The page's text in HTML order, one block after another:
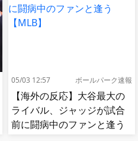
05/03 12:57 ボールパーク速報
【海外の反応】大谷最大の
ライバル、ジャッジが試合
前に闘病中のファンと逢う